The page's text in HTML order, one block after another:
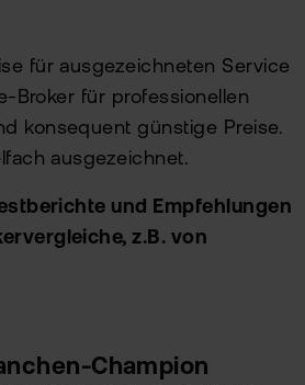
für ausgezeichneten Service
Broker für professionellen
konsequent günstige Preise.
ausgezeichnet.
und Empfehlungen
z.B. von
Champion